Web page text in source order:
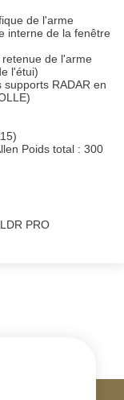
de l'arme
interne de la fenêtre
de l'arme
l'étui)
RADAR en
Poids total : 300
PRO